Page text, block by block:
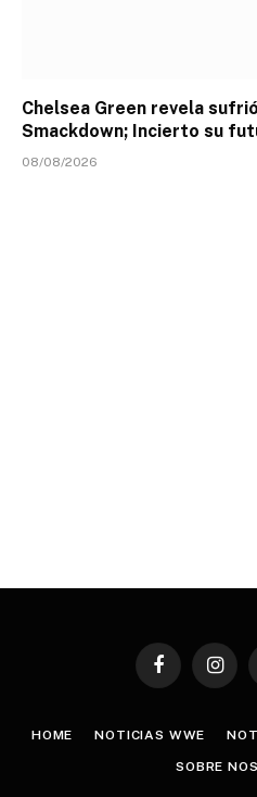
Chelsea Green revela
Smackdown; Incierto su
08/08/2026
Facebook
HOME NOTICIAS WWE
SOBRE